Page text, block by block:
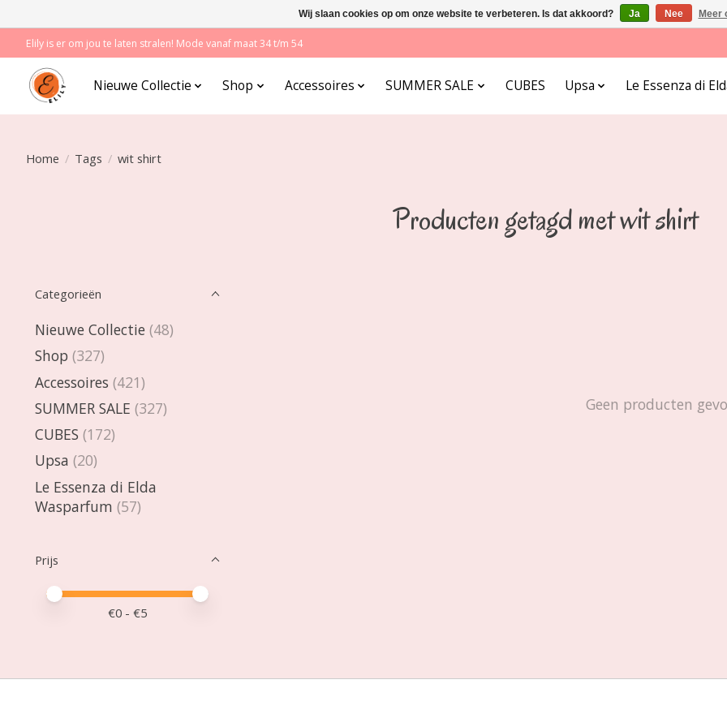
Elily is er om jou te laten stralen! Mode vanaf maat 34 t/m 54
Nieuwe Collectie Shop Accessoires SUMMER SALE CUBES Upsa Le Essenza di
Home / Tags / wit shirt
Producten getagd met wit shirt
Categorieën
Nieuwe Collectie (48)
Shop (327)
Accessoires (421)
SUMMER SALE (327)
CUBES (172)
Upsa (20)
Le Essenza di Elda
Wasparfum (57)
Prijs
Minimale prijswaarde
Price maximum value
€0 - €5
Geen producten
Wij slaan cookies op om onze website te verbeteren. Is dat akkoord? Ja Nee Meer